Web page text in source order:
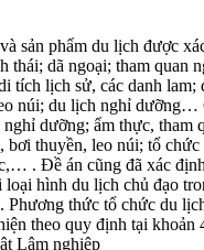
phẩm du lịch được xác
thái; dã ngoại; tham quan
tích lịch sử, các danh lam;
núi; du lịch nghỉ dưỡng…
dưỡng; ẩm thực, tham
bơi thuyền, leo núi; tổ
. Đề án cũng đã xác
loại hình du lịch chủ đạo
Phương thức tổ chức du
theo quy định tại khoản
Lâm nghiệp